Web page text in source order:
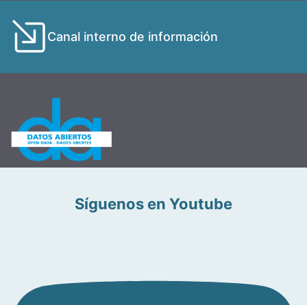
Canal interno de información
Síguenos en Youtube